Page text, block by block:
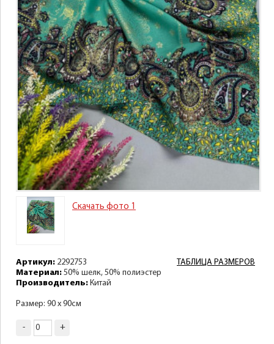
Скачать фото 1
ТАБЛИЦА РАЗМЕРОВ
Артикул: 2292753
Материал: 50% шелк, 50% полиэстер
Производитель: Китай
Размер: 90 х 90см
- +